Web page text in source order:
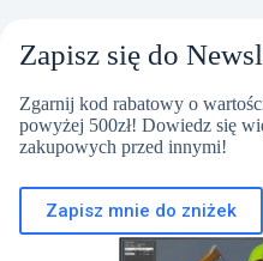
Zapisz się do
Zgarnij kod rabatowy o
powyżej 500zł! Dowiedz się
zakupowych przed innymi!
Zapisz mnie do zniżek